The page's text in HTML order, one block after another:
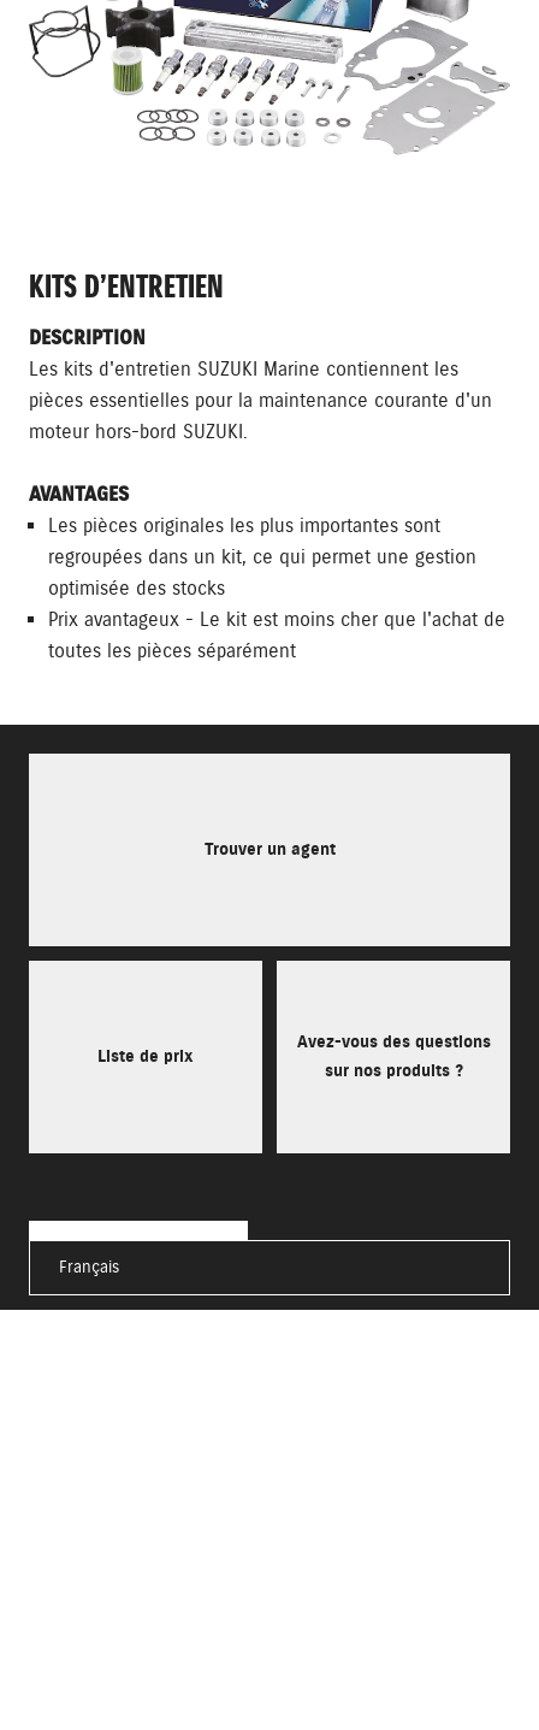
KITS D’ENTRETIEN
DESCRIPTION
Les kits d'entretien SUZUKI Marine contiennent les
pièces essentielles pour la maintenance courante d'un
moteur hors-bord SUZUKI.
AVANTAGES
Les pièces originales les plus importantes sont
regroupées dans un kit, ce qui permet une gestion
optimisée des stocks
Prix avantageux - Le kit est moins cher que l'achat de
toutes les pièces séparément
Trouver un agent
Liste de prix
Avez-vous des questions
sur nos produits ?
Français